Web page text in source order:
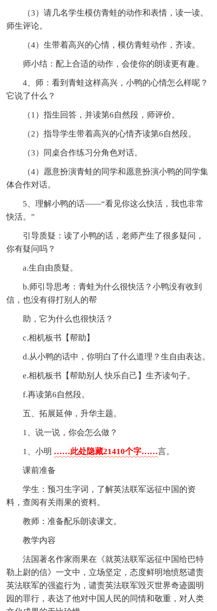
（3）请几名学生模仿青蛙的动作和表情，读一读。
师生评论。
（4）生带着高兴的心情，模仿青蛙动作，齐读。
师小结：配上合适的动作，会使你的朗读更有趣。
4、师：看到青蛙这样高兴，小鸭的心情怎么样呢？
它说了什么？
（1）指生回答，并读第6自然段，师评价。
（2）指导学生带着高兴的心情齐读第6自然段。
（3）同桌合作练习分角色对话。
（4）愿意扮演青蛙的同学和愿意扮演小鸭的同学集
体合作对话。
5、理解小鸭的话——“看见你这么快活，我也非常
快活。”
引导质疑：读了小鸭的话，老师产生了很多疑问，
你有疑问吗？
a.生自由质疑。
b.师引导思考：青蛙为什么很快活？小鸭没有收到
信，也没有得打别人的帮
助，它为什么也很快活？
c.相机板书【帮助】
d.从小鸭的话中，你明白了什么道理？生自由表达。
e.相机板书【帮助别人 快乐自己】生齐读句子。
f.再读第6自然段。
五、拓展延伸，升华主题。
1、说一说，你会怎么做？
1、小明 ……此处隐藏21410个字……言。
课前准备
学生：预习生字词，了解英法联军远征中国的资
料，查阅有关雨果的资料。
教师：准备配乐朗读课文。
教学内容
法国著名作家雨果在《就英法联军远征中国给巴特
勒上尉的信》一文中，立场坚定，态度鲜明地愤怒谴责
英法联军的强盗行为，谴责英法联军毁灭世界奇迹圆明
园的罪行，表达了他对中国人民的同情和敬重，对人类